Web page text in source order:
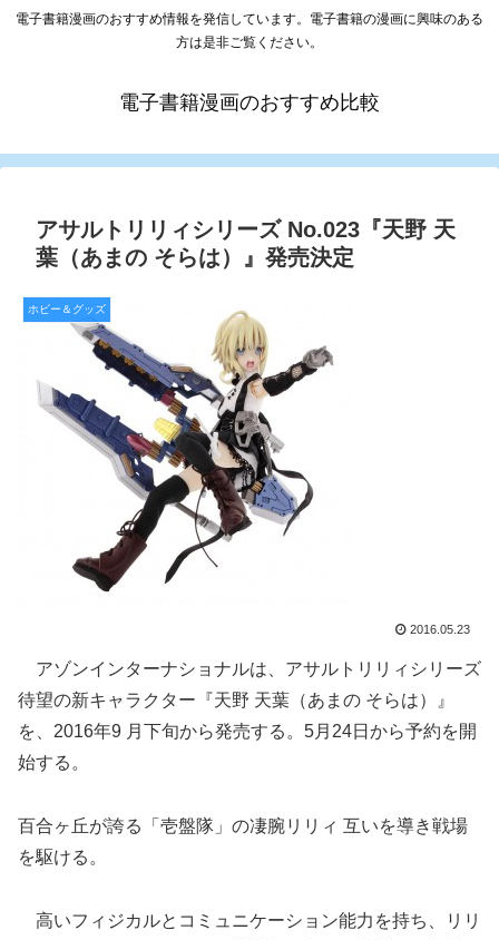
電子書籍漫画のおすすめ情報を発信しています。電子書籍の漫画に興味のある
方は是非ご覧ください。
電子書籍漫画のおすすめ比較
アサルトリリィシリーズ No.023『天野 天
葉（あまの そらは）』発売決定
ホビー＆グッズ
2016.05.23
アゾンインターナショナルは、アサルトリリィシリーズ
待望の新キャラクター『天野 天葉（あまの そらは）』
を、2016年9 月下旬から発売する。5月24日から予約を開
始する。
百合ヶ丘が誇る「壱盤隊」の凄腕リリィ 互いを導き戦場
を駆ける。
高いフィジカルとコミュニケーション能力を持ち、リリ